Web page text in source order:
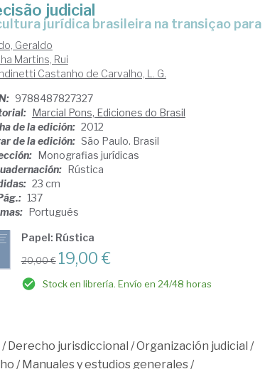
judicial
cultura jurídica brasileira na transiçao
Geraldo
Martins, Rui
Castanho de Carvalho, L. G.
9788487827327
Marcial Pons, Ediciones do Brasil
de la edición: 2012
de la edición: São Paulo. Brasil
Monografias jurídicas
Rústica
23 cm
137
Portugués
Papel: Rústica
20,00 € 19,00 €
Stock en librería. Envío en 24/48 horas
/Derecho jurisdiccional /Organización judicial /
/Manuales y estudios generales/